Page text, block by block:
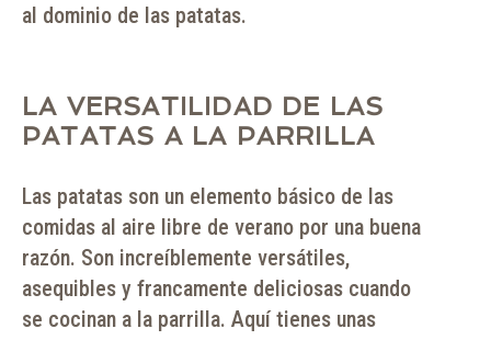
al dominio de las patatas.
LA VERSATILIDAD DE LAS
PATATAS A LA PARRILLA
Las patatas son un elemento básico de las
comidas al aire libre de verano por una buena
razón. Son increíblemente versátiles,
asequibles y francamente deliciosas cuando
se cocinan a la parrilla. Aquí tienes unas